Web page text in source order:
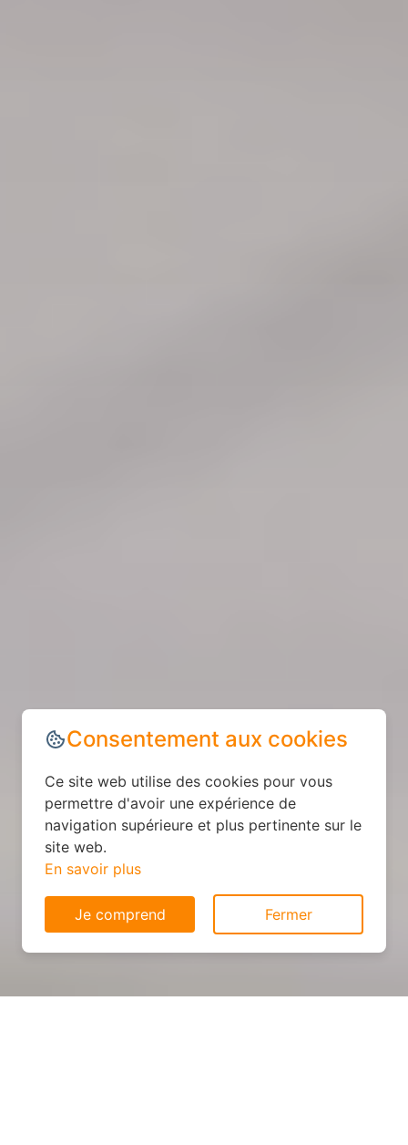
Consentement aux cookies
Ce site web utilise des cookies pour vous
permettre d'avoir une expérience de
navigation supérieure et plus pertinente sur le
site web.
En savoir plus
Je comprend Fermer